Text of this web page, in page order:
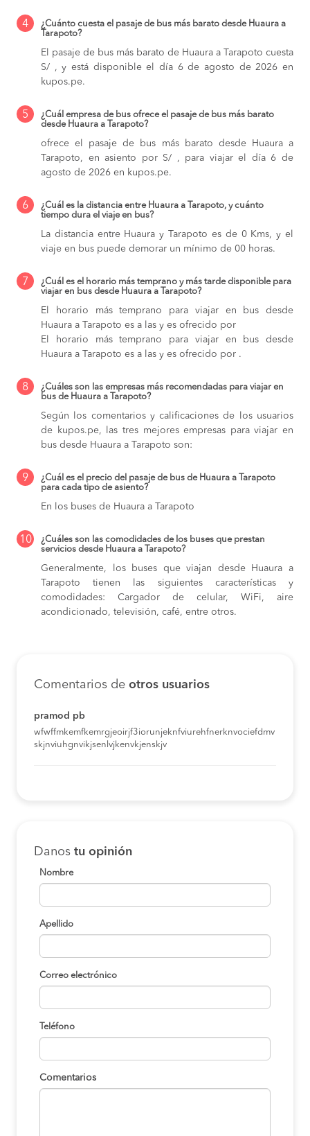
4
¿Cuánto cuesta el pasaje de bus más barato desde Huaura a
Tarapoto?
El pasaje de bus más barato de Huaura a Tarapoto cuesta
S/ , y está disponible el día 6 de agosto de 2026 en
kupos.pe.
5
¿Cuál empresa de bus ofrece el pasaje de bus más barato
desde Huaura a Tarapoto?
ofrece el pasaje de bus más barato desde Huaura a
Tarapoto, en asiento por S/ , para viajar el día 6 de
agosto de 2026 en kupos.pe.
6
¿Cuál es la distancia entre Huaura a Tarapoto, y cuánto
tiempo dura el viaje en bus?
La distancia entre Huaura y Tarapoto es de 0 Kms, y el
viaje en bus puede demorar un mínimo de 00 horas.
7
¿Cuál es el horario más temprano y más tarde disponible para
viajar en bus desde Huaura a Tarapoto?
El horario más temprano para viajar en bus desde
Huaura a Tarapoto es a las y es ofrecido por
El horario más temprano para viajar en bus desde
Huaura a Tarapoto es a las y es ofrecido por .
8
¿Cuáles son las empresas más recomendadas para viajar en
bus de Huaura a Tarapoto?
Según los comentarios y calificaciones de los usuarios
de kupos.pe, las tres mejores empresas para viajar en
bus desde Huaura a Tarapoto son:
9
¿Cuál es el precio del pasaje de bus de Huaura a Tarapoto
para cada tipo de asiento?
En los buses de Huaura a Tarapoto
10
¿Cuáles son las comodidades de los buses que prestan
servicios desde Huaura a Tarapoto?
Generalmente, los buses que viajan desde Huaura a
Tarapoto tienen las siguientes características y
comodidades: Cargador de celular, WiFi, aire
acondicionado, televisión, café, entre otros.
Comentarios de otros usuarios
pramod pb
wfwffmkemfkemrgjeoirjf3iorunjeknfviurehfnerknvociefdmv
skjnviuhgnvikjsenlvjkenvkjenskjv
Danos tu opinión
Nombre
Apellido
Correo electrónico
Teléfono
Comentarios